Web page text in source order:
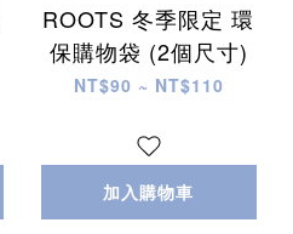
ROOTS 冬季限定 環
保購物袋 (2個尺寸)
NT$90 ~ NT$110
加入購物車